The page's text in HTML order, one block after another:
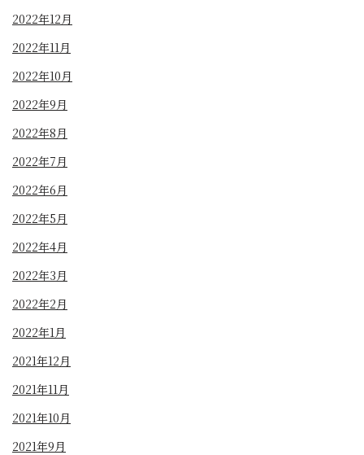
2022年12月
2022年11月
2022年10月
2022年9月
2022年8月
2022年7月
2022年6月
2022年5月
2022年4月
2022年3月
2022年2月
2022年1月
2021年12月
2021年11月
2021年10月
2021年9月